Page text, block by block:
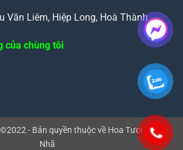
Văn Liêm, Hiệp Long, Hoà Thành
của chùng tôi
- Bản quyền thuộc về Hoa Tươi Thanh
Nhã